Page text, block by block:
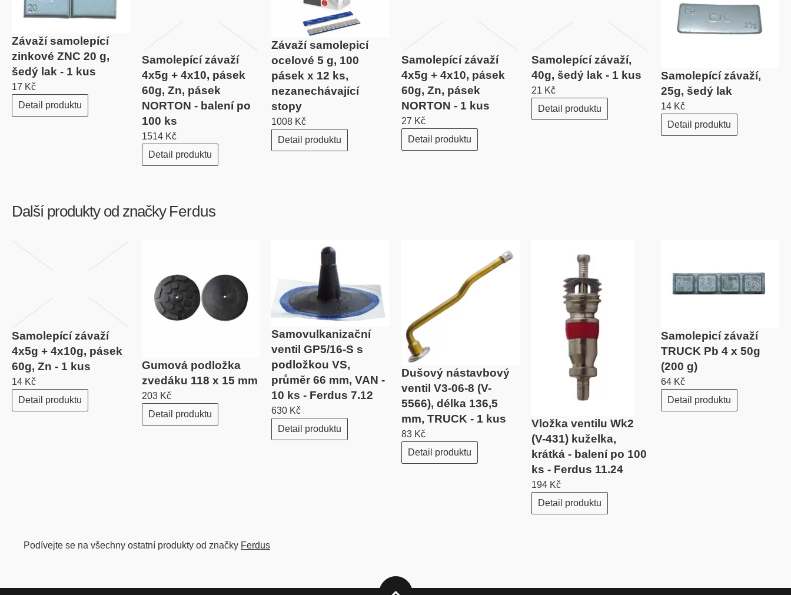
Závaží samolepící
zinkové ZNC 20 g,
šedý lak - 1 kus
17 Kč
Detail produktu
Samolepící závaží
4x5g + 4x10, pásek
60g, Zn, pásek
NORTON - balení po
100 ks
1514 Kč
Detail produktu
Závaží samolepicí
ocelové 5 g, 100
pásek x 12 ks,
nezanechávající
stopy
1008 Kč
Detail produktu
Samolepící závaží
4x5g + 4x10, pásek
60g, Zn, pásek
NORTON - 1 kus
27 Kč
Detail produktu
Samolepící závaží,
40g, šedý lak - 1 kus
21 Kč
Detail produktu
Samolepící závaží,
25g, šedý lak
14 Kč
Detail produktu
Další produkty od značky Ferdus
Samolepící závaží
4x5g + 4x10g, pásek
60g, Zn - 1 kus
14 Kč
Detail produktu
Gumová podložka
zvedáku 118 x 15 mm
203 Kč
Detail produktu
Samovulkanizační
ventil GP5/16-S s
podložkou VS,
průměr 66 mm, VAN -
10 ks - Ferdus 7.12
630 Kč
Detail produktu
Dušový nástavbový
ventil V3-06-8 (V-
5566), délka 136,5
mm, TRUCK - 1 kus
83 Kč
Detail produktu
Vložka ventilu Wk2
(V-431) kuželka,
krátká - balení po 100
ks - Ferdus 11.24
194 Kč
Detail produktu
Samolepicí závaží
TRUCK Pb 4 x 50g
(200 g)
64 Kč
Detail produktu
Podívejte se na všechny ostatní produkty od značky Ferdus